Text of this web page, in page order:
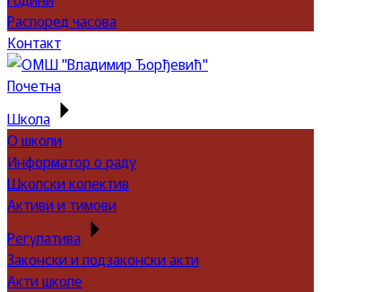
Распоред часова
Контакт
Почетна
Школа
О школи
Информатор о раду
Школски колектив
Активи и тимови
Регулатива
Законски и подзаконски акти
Акти школе